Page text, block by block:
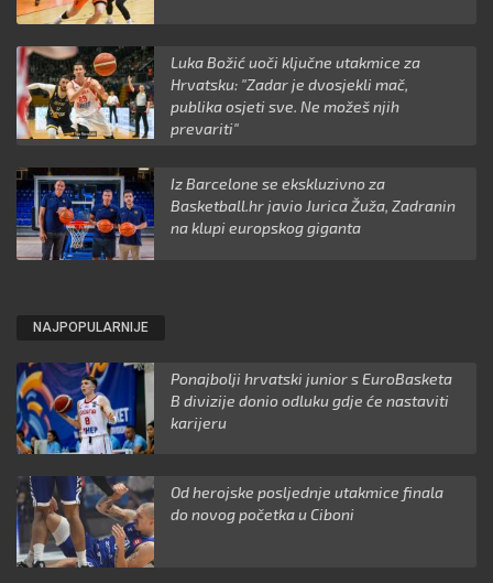
Luka Božić uoči ključne utakmice za
Hrvatsku: "Zadar je dvosjekli mač,
publika osjeti sve. Ne možeš njih
prevariti"
Iz Barcelone se ekskluzivno za
Basketball.hr javio Jurica Žuža, Zadranin
na klupi europskog giganta
NAJPOPULARNIJE
Ponajbolji hrvatski junior s EuroBasketa
B divizije donio odluku gdje će nastaviti
karijeru
Od herojske posljednje utakmice finala
do novog početka u Ciboni